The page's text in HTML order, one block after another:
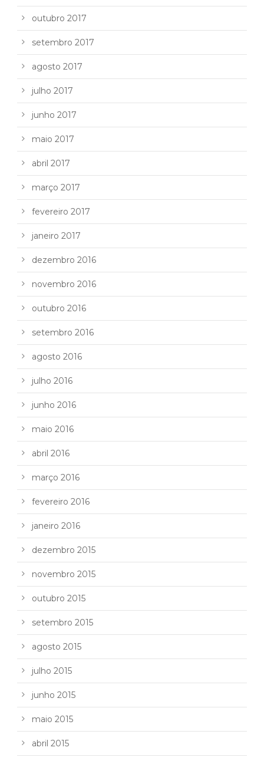
outubro 2017
setembro 2017
agosto 2017
julho 2017
junho 2017
maio 2017
abril 2017
março 2017
fevereiro 2017
janeiro 2017
dezembro 2016
novembro 2016
outubro 2016
setembro 2016
agosto 2016
julho 2016
junho 2016
maio 2016
abril 2016
março 2016
fevereiro 2016
janeiro 2016
dezembro 2015
novembro 2015
outubro 2015
setembro 2015
agosto 2015
julho 2015
junho 2015
maio 2015
abril 2015